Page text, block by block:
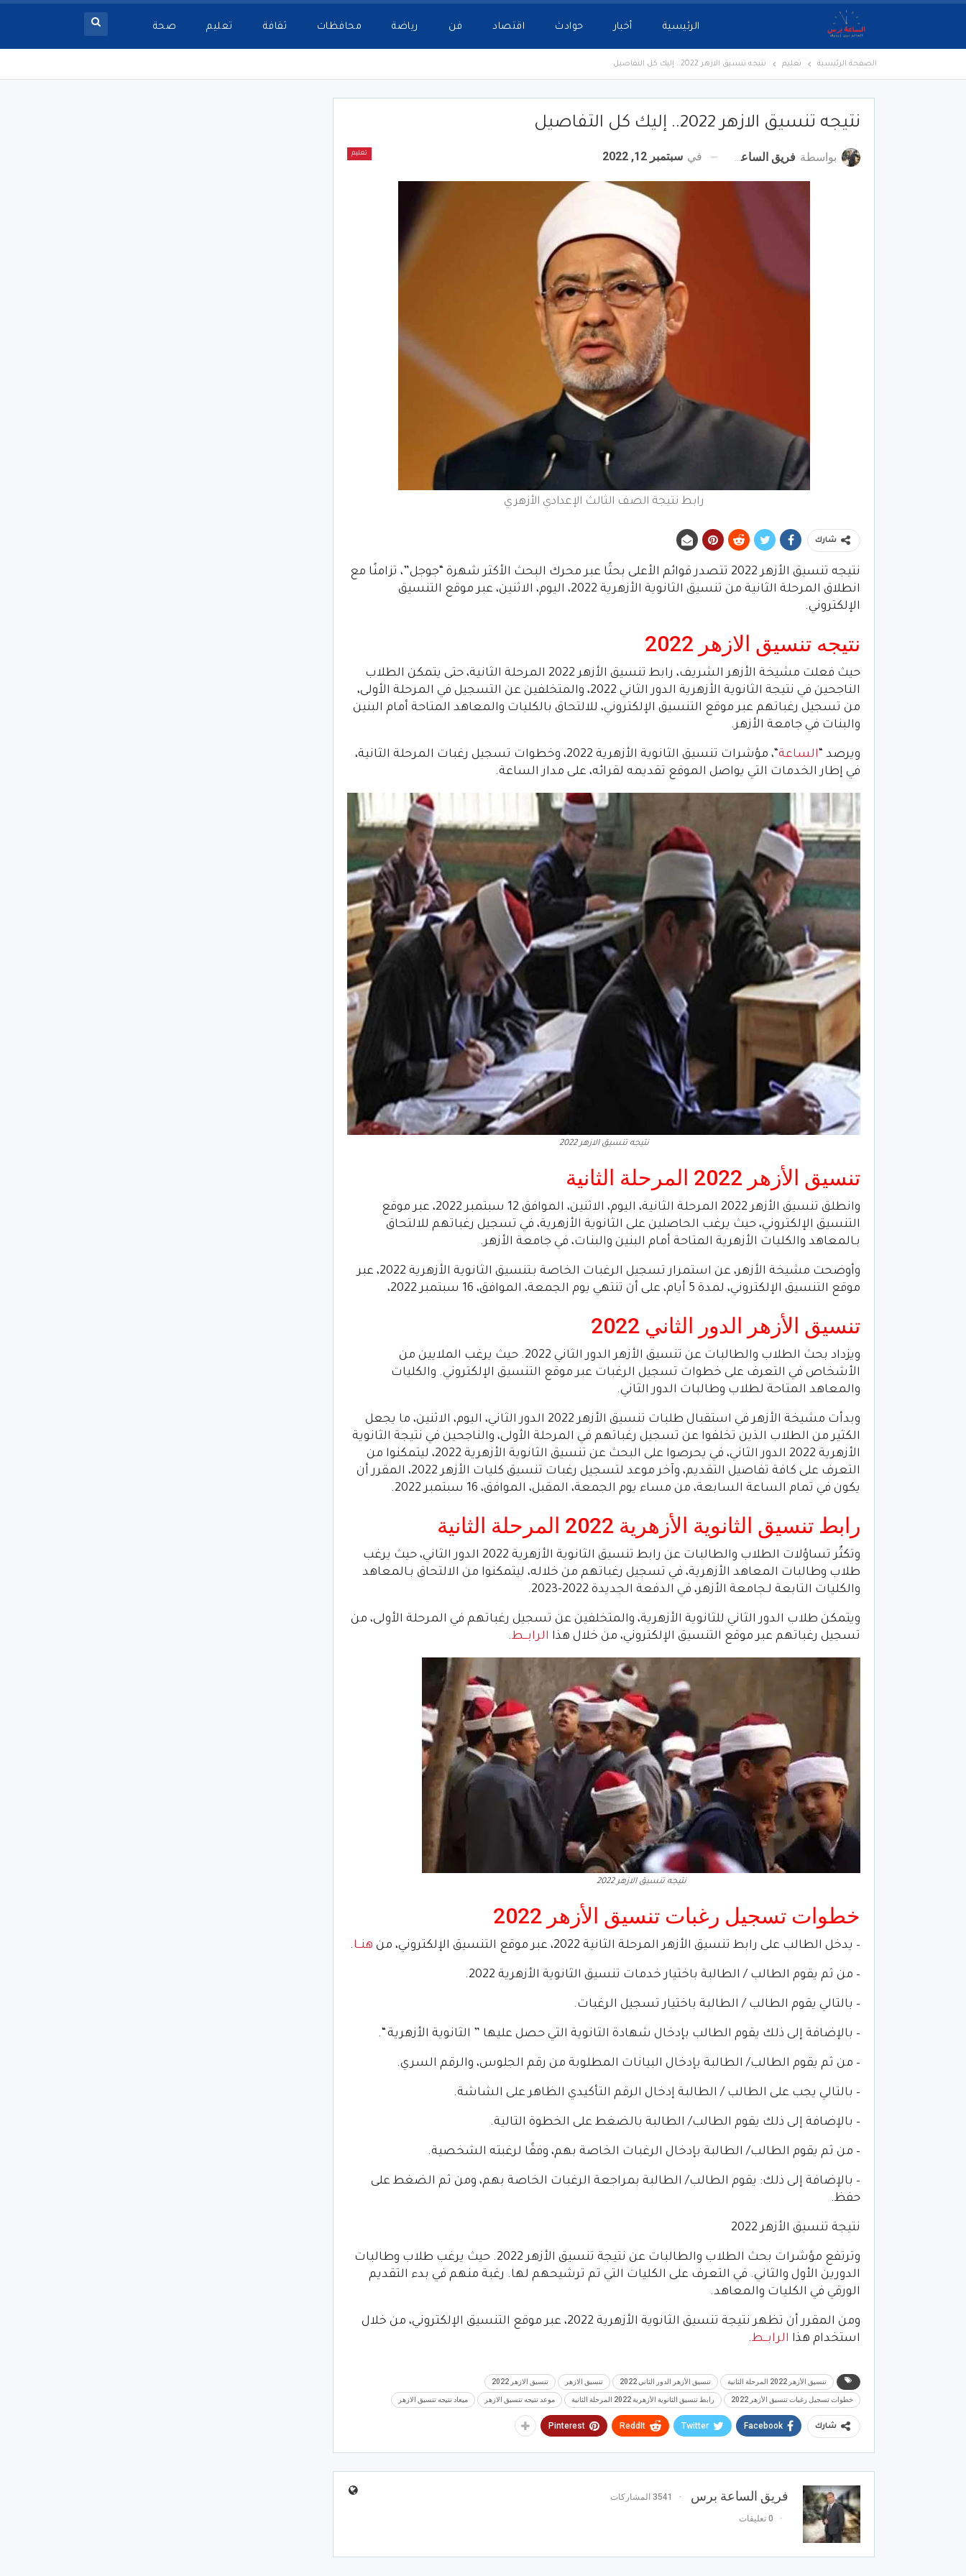
الرئيسية أخبار حوادث اقتصاد فن رياضة محافظات ثقافة تعليم صحة
الصفحة الرئيسية تعليم نتيجه تنسيق الازهر 2022.. إليك كل التفاصيل
نتيجه تنسيق الازهر 2022.. إليك كل التفاصيل
تعليم بواسطة فريق الساعة برس في سبتمبر 12, 2022
رابط نتيجة الصف الثالث الإعدادي الأزهري
شارك
نتيجه تنسيق الأزهر 2022 تتصدر قوائم الأعلى بحثًا عبر محرك البحث الأكثر شهرة “جوجل”، تزامنًا مع
انطلاق المرحلة الثانية من تنسيق الثانوية الأزهرية 2022، اليوم، الاثنين، عبر موقع التنسيق
الإلكتروني.
نتيجه تنسيق الازهر 2022
حيث فعلت مشيخة الأزهر الشريف، رابط تنسيق الأزهر 2022 المرحلة الثانية، حتى يتمكن الطلاب
الناجحين في نتيجة الثانوية الأزهرية الدور الثاني 2022، والمتخلفين عن التسجيل في المرحلة الأولى،
من تسجيل رغباتهم عبر موقع التنسيق الإلكتروني، للالتحاق بالكليات والمعاهد المتاحة أمام البنين
والبنات في جامعة الأزهر.
ويرصد “الساعة
“، مؤشرات تنسيق الثانوية الأزهرية 2022، وخطوات تسجيل رغبات المرحلة الثانية،
في إطار الخدمات التي يواصل الموقع تقديمه لقرائه، على مدار الساعة.
نتيجه تنسيق الازهر 2022
تنسيق الأزهر 2022 المرحلة الثانية
وانطلق تنسيق الأزهر 2022 المرحلة الثانية، اليوم، الاثنين، الموافق 12 سبتمبر 2022، عبر موقع
التنسيق الإلكتروني، حيث يرغب الحاصلين على الثانوية الأزهرية، في تسجيل رغباتهم للالتحاق
بـالمعاهد والكليات الأزهرية المتاحة أمام البنين والبنات، في جامعة الأزهر.
وأوضحت مشيخة الأزهر، عن استمرار تسجيل الرغبات الخاصة بـتنسيق الثانوية الأزهرية 2022، عبر
موقع التنسيق الإلكتروني، لمدة 5 أيام، على أن تنتهي يوم الجمعة، الموافق، 16 سبتمبر 2022،
تنسيق الأزهر الدور الثاني 2022
ويزداد بحث الطلاب والطالبات عن تنسيق الأزهر الدور الثاني 2022. حيث يرغب الملايين من
الأشخاص في التعرف على خطوات تسجيل الرغبات عبر موقع التنسيق الإلكتروني. والكليات
والمعاهد المتاحة لطلاب وطالبات الدور الثاني.
وبدأت مشيخة الأزهر في استقبال طلبات تنسيق الأزهر 2022 الدور الثاني، اليوم، الاثنين، ما يجعل
الكثير من الطلاب الذين تخلفوا عن تسجيل رغباتهم في المرحلة الأولى، والناجحين في نتيجة الثانوية
الأزهرية 2022 الدور الثاني، في يحرصوا على البحث عن تنسيق الثانوية الأزهرية 2022، ليتمكنوا من
التعرف على كافة تفاصيل التقديم، وآخر موعد لتسجيل رغبات تنسيق كليات الأزهر 2022، المقرر أن
يكون في تمام الساعة السابعة، من مساء يوم الجمعة، المقبل، الموافق، 16 سبتمبر 2022.
رابط تنسيق الثانوية الأزهرية 2022 المرحلة الثانية
وتكثٌر تساؤلات الطلاب والطالبات عن رابط تنسيق الثانوية الأزهرية 2022 الدور الثاني، حيث يرغب
طلاب وطالبات المعاهد الأزهرية، في تسجيل رغباتهم من خلاله، ليتمكنوا من الالتحاق بـالمعاهد
والكليات التابعة لـجامعة الأزهر، في الدفعة الجديدة 2022-2023.
ويتمكن طلاب الدور الثاني للثانوية الأزهرية، والمتخلفين عن تسجيل رغباتهم في المرحلة الأولى، من
تسجيل رغباتهم عبر موقع التنسيق الإلكتروني، من خلال هذا الرابـــط.
نتيجه تنسيق الازهر 2022
خطوات تسجيل رغبات تنسيق الأزهر 2022
– يدخل الطالب على رابط تنسيق الأزهر المرحلة الثانية 2022، عبر موقع التنسيق الإلكتروني، من هنــا.
– من ثم يقوم الطالب / الطالبة باختيار خدمات تنسيق الثانوية الأزهرية 2022.
– بالتالي يقوم الطالب / الطالبة باختيار تسجيل الرغبات.
– بالإضافة إلى ذلك يقوم الطالب بإدخال شهادة الثانوية التي حصل عليها ” الثانوية الأزهرية “.
– من ثم يقوم الطالب/ الطالبة بإدخال البيانات المطلوبة من رقم الجلوس، والرقم السري.
– بالتالي يجب على الطالب / الطالبة إدخال الرقم التأكيدي الظاهر على الشاشة.
– بالإضافة إلى ذلك يقوم الطالب/ الطالبة بالضغط على الخطوة التالية.
– من ثم يقوم الطالب/ الطالبة بإدخال الرغبات الخاصة بهم، وفقًا لرغبته الشخصية.
– بالإضافة إلى ذلك: يقوم الطالب/ الطالبة بمراجعة الرغبات الخاصة بهم، ومن ثم الضغط على
حفظ.
نتيجة تنسيق الأزهر 2022
وترتفع مؤشرات بحث الطلاب والطالبات عن نتيجة تنسيق الأزهر 2022. حيث يرغب طلاب وطالبات
الدورين الأول والثاني. في التعرف على الكليات التي تم ترشيحهم لها. رغبة منهم في بدء التقديم
الورقي في الكليات والمعاهد.
ومن المقرر أن تظهر نتيجة تنسيق الثانوية الأزهرية 2022، عبر موقع التنسيق الإلكتروني، من خلال
استخدام هذا الرابـــط.
تنسيق الأزهر 2022 المرحلة الثانية تنسيق الأزهر الدور الثاني 2022 تنسيق الازهر تنسيق الازهر 2022
خطوات تسجيل رغبات تنسيق الأزهر 2022 رابط تنسيق الثانوية الأزهرية 2022 المرحلة الثانية موعد نتيجه تنسيق الازهر ميعاد نتيجه تنسيق الازهر
شارك Facebook
Twitter
ReddIt
Pinterest
فريق الساعة برس 3541 المشاركات
0 تعليقات